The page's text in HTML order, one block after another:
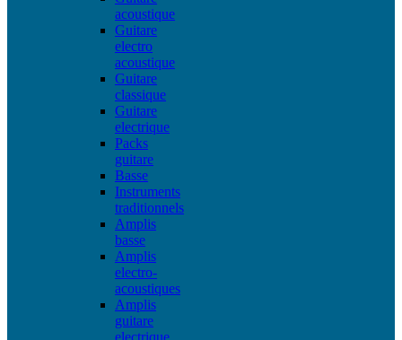
acoustique
Guitare
electro
acoustique
Guitare
classique
Guitare
electrique
Packs
guitare
Basse
Instruments
traditionnels
Amplis
basse
Amplis
electro-
acoustiques
Amplis
guitare
electrique